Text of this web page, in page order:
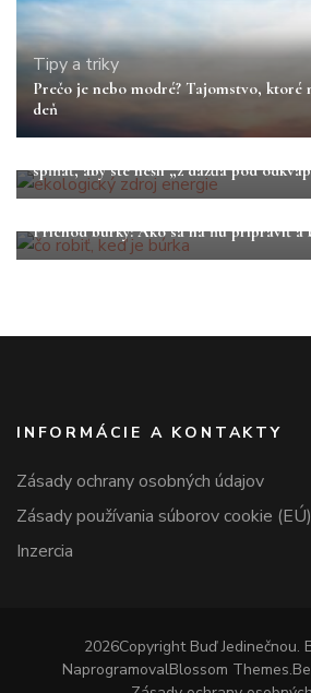
Tipy a triky
Prečo je nebo modré? Tajomstvo, ktoré
deň
Tipy a triky
spĺňať, aby ste nešli „z dažďa pod
Príchod búrky: Ako sa na ňu pripraviť a
INFORMÁCIE A KONTAKTY
Zásady ochrany osobných údajov
Zásady používania súborov cookie (EÚ)
Inzercia
2026Copyright Buď Jedinečnou.
NaprogramovalBlossom Themes